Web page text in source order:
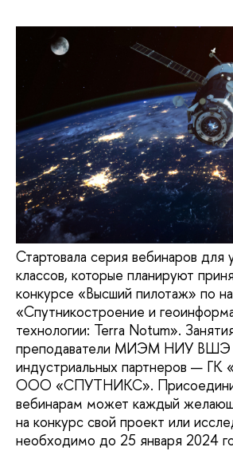
Стартовала серия вебинаров для
классов, которые планируют
конкурсе «Высший пилотаж» по
«Спутникостроение и
технологии: Terra Notum».
преподаватели МИЭМ НИУ ВШЭ
индустриальных партнеров —
ООО «СПУТНИКС».
вебинарам может каждый
на конкурс свой проект или
необходимо до 25 января 2024